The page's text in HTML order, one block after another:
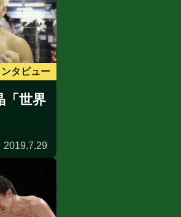
ンタビュー
「世界
2019.7.29